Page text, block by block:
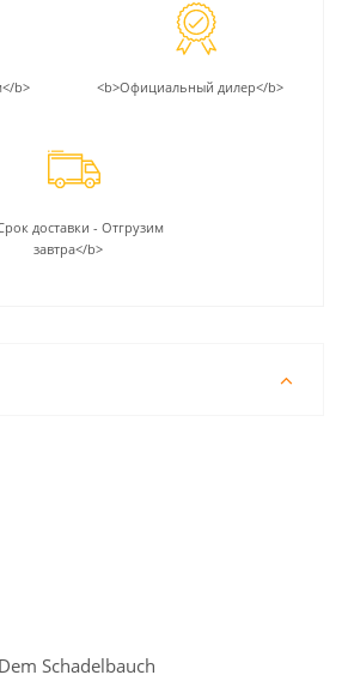
b> <b>Официальный дилер</b>
доставки - Отгрузим
завтра</b>
Schadelbauch